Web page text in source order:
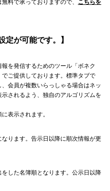
料で承っておりますので、 こちらを
定が可能です。】
を発信するためのツール「ボネク
ご提供しております。標準タブで
会員が複数いらっしゃる場合はネッ
されるよう、独自のアルゴリズムを
表示されます。
ります。告示日以降に順次情報が更
した名簿順となります。公示日以降